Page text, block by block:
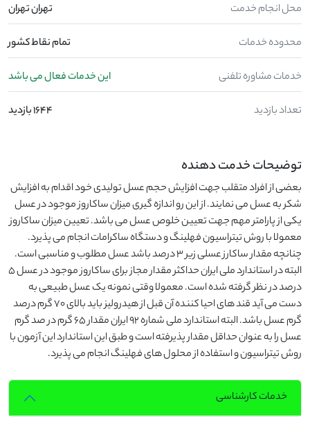
محل انجام خدمت تهران تهران
محدوده خدمات تمام نقاط کشور
خدمات مشاوره تلفنی این خدمات فعال می باشد
تعداد بازدید 1644 بازدید
توضیحات خدمت دهنده
بعضی از افراد متقلب جهت افزایش حجم عسل تولیدی خود اقدام به افزایش
شکر به عسل می نمایند. از این رو اندازه گیری ‏میزان ساکاروز موجود در عسل
یکی از پارامتر مهم جهت تعیین خلوص عسل می باشد. تعیین میزان ساکاروز
معمولا با روش ‏تیتراسیون فهلینگ و دستگاه ساکرامات انجام می پذیرد.
‏چنانچه مقدار ساکارز عسلی زیر ۳ درصد باشد عسل مطلوب و مناسبی است.
البته در استاندارد ملی ایران حداکثر مقدار مجاز ‏برای ساکاروز موجود در عسل ۵
درصد در نظر گرفته شده است.‏ معمولا وقتی نمونه یک عسل طبیعی به
دست می آید قند های احیا کننده آن قبل از هیدرولیز باید بالای ۷۰ گرم درصد
گرم ‏عسل باشد. البته استاندارد ملی شماره ۹۲ ایران مقدار ۶۵ گرم در صد گرم
عسل را به عنوان حداقل مقدار پذیرفته است و طبق ‏این استاندارد این آزمون با
روش تیتراسیون و استفاده از محلول های فهلینگ انجام می پذیرد.
خدمات کارشناسی